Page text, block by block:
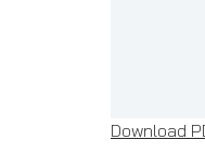
Download